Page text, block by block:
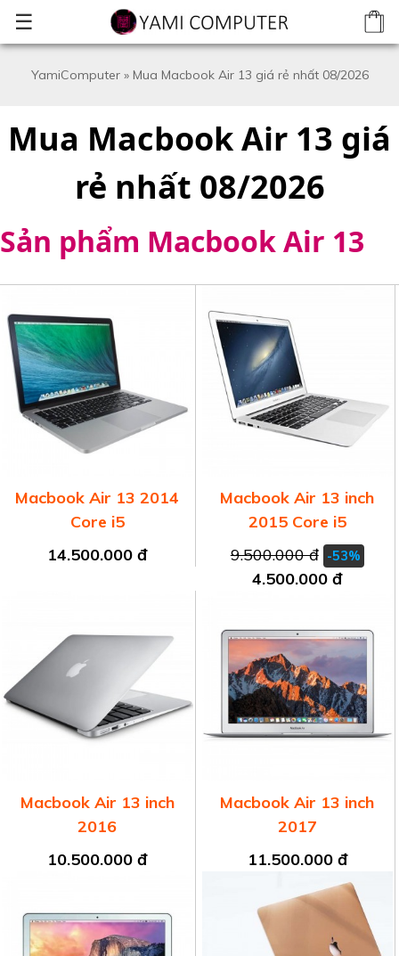
☰
YamiComputer» Mua Macbook Air 13 giá rẻ nhất 08/2026
Mua Macbook Air 13 giá
rẻ nhất 08/2026
Sản phẩm Macbook Air 13
Macbook Air 13 2014
Core i5
14.500.000 đ
Macbook Air 13 inch
2015 Core i5
9.500.000 đ -53%
4.500.000 đ
Macbook Air 13 inch
2016
10.500.000 đ
Macbook Air 13 inch
2017
11.500.000 đ